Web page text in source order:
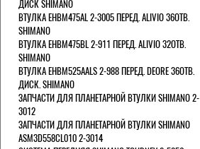
ДИСК SHIMANO
ВТУЛКА EHBM475AL 2-3005 ПЕРЕД. ALIVIO 36ОТВ.
SHIMANO
ВТУЛКА EHBM475BL 2-911 ПЕРЕД. ALIVIO 32ОТВ.
SHIMANO
ВТУЛКА EHBM525AALS 2-988 ПЕРЕД. DEORE 36ОТВ.
ДИСК. SHIMANO
ЗАПЧАСТИ ДЛЯ ПЛАНЕТАРНОЙ ВТУЛКИ SHIMANO 2-
3012
ЗАПЧАСТИ ДЛЯ ПЛАНЕТАРНОЙ ВТУЛКИ SHIMANO
ASM3D558CL010 2-3014